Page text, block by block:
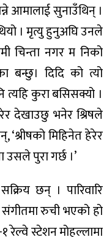
आमालाई सुनाउँथिन् ।
। मृत्यु हुनुअघि उनले
चिन्ता नगर म निको
बन्छु। दिदि को त्यो
त्यहि कुरा बसिसक्यो ।
देखाउछु भनेर श्रिषले
‘श्रीषको मिहिनेत हेरेर
पुरा गर्छ ।’
छन् । पारिवारि
रुची भएको हो
रेल्वे स्टेशन मोहल्लामा